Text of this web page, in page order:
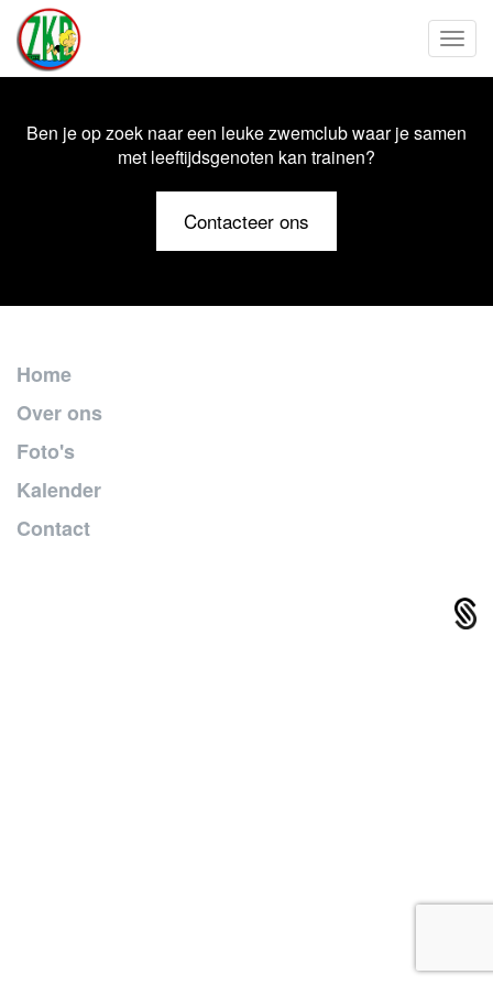
Ben je op zoek naar een leuke zwemclub waar je samen
met leeftijdsgenoten kan trainen?
Contacteer ons
Home
Over ons
Foto's
Kalender
Contact